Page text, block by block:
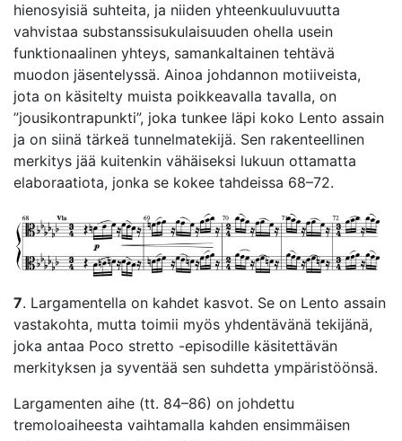
hienosyisiä suhteita, ja niiden yhteenkuuluvuutta
vahvistaa substanssisukulaisuuden ohella usein
funktionaalinen yhteys, samankaltainen tehtävä
muodon jäsentelyssä. Ainoa johdannon motiiveista,
jota on käsitelty muista poikkeavalla tavalla, on
”jousikontrapunkti”, joka tunkee läpi koko Lento assain
ja on siinä tärkeä tunnelmatekijä. Sen rakenteellinen
merkitys jää kuitenkin vähäiseksi lukuun ottamatta
elaboraatiota, jonka se kokee tahdeissa 68–72.
7. Largamentella on kahdet kasvot. Se on Lento assain
vastakohta, mutta toimii myös yhdentävänä tekijänä,
joka antaa Poco stretto -episodille käsitettävän
merkityksen ja syventää sen suhdetta ympäristöönsä.
Largamenten aihe (tt. 84–86) on johdettu
tremoloaiheesta vaihtamalla kahden ensimmäisen